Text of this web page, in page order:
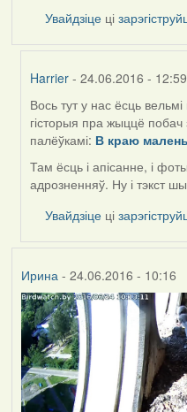
Увайдзіце ці
Harrier - 24.06.2016 - 12:59
In
reply
to
by
Жанна
Вось тут у нас ёсць
гісторыя пра жыццё
палёўкамі: В краю
Там ёсць і апісанне, і
адрозненняў. Ну і тэкст
Увайдзіце ці
Ирина- 24.06.2016 - 10:16